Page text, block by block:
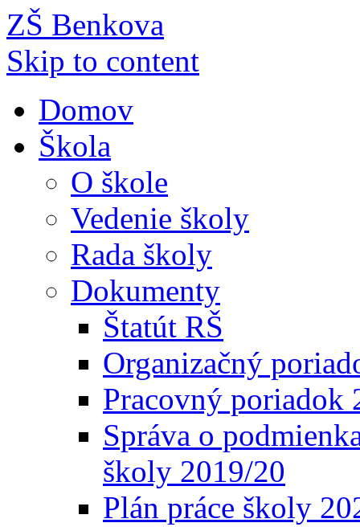
ZŠ Benkova
Skip to content
Domov
Škola
O škole
Vedenie školy
Rada školy
Dokumenty
Štatút RŠ
Organizačný
Pracovný poriadok
Správa o
školy 2019/20
Plán práce školy